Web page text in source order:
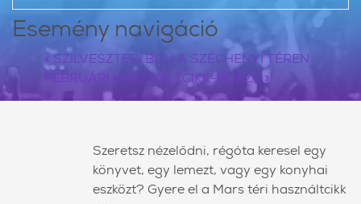
Esemény navigáció
«SZILVESZTERI BULI A SZÉCHENYI TÉREN
FEBRUÁRI HASZNÁLTCIKK-BÖRZE»
Szeretsz nézelődni, régóta keresel egy
könyvet, egy lemezt, vagy egy konyhai
eszközt? Gyere el a Mars téri használtcikk